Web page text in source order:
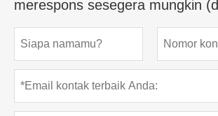
merespons sesegera mungkin